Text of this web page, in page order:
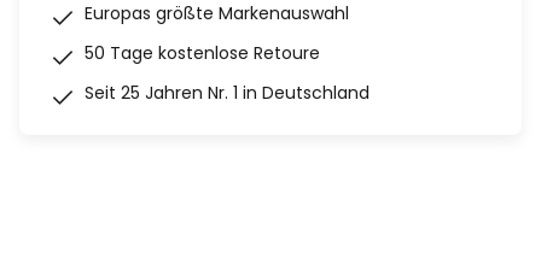
Europas größte Markenauswahl
50 Tage kostenlose Retoure
Seit 25 Jahren Nr. 1 in Deutschland